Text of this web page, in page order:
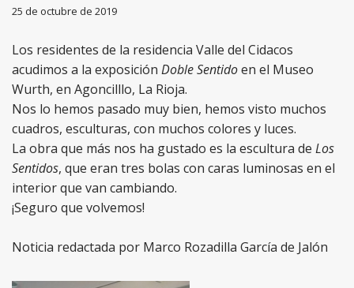
25 de octubre de 2019
Los residentes de la residencia Valle del Cidacos
acudimos a la exposición Doble Sentidoen el Museo
Wurth, en Agoncilllo, La Rioja.
Nos lo hemos pasado muy bien, hemos visto muchos
cuadros, esculturas, con muchos colores y luces.
La obra que más nos ha gustado es la escultura de Los
Sentidos, que eran tres bolas con caras luminosas en el
interior que van cambiando.
¡Seguro que volvemos!
Noticia redactada por Marco Rozadilla García de Jalón